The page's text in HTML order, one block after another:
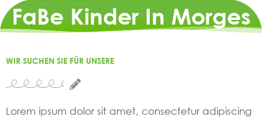
FaBe Kinder In Morges
WIR SUCHEN SIE FÜR UNSERE
Lorem ipsum dolor sit amet, consectetur adipiscing